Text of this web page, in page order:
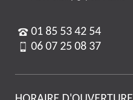
01 85 53 42 54
06 07 25 08 37